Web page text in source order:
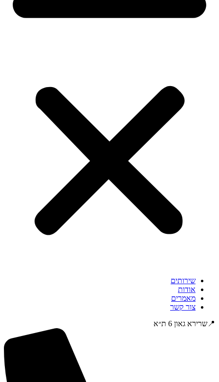
שירותים
אודות
מאמרים
צור קשר
📍שרירא גאון 6 ת״א